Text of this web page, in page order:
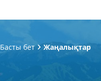
Басты бет Жаңалықтар